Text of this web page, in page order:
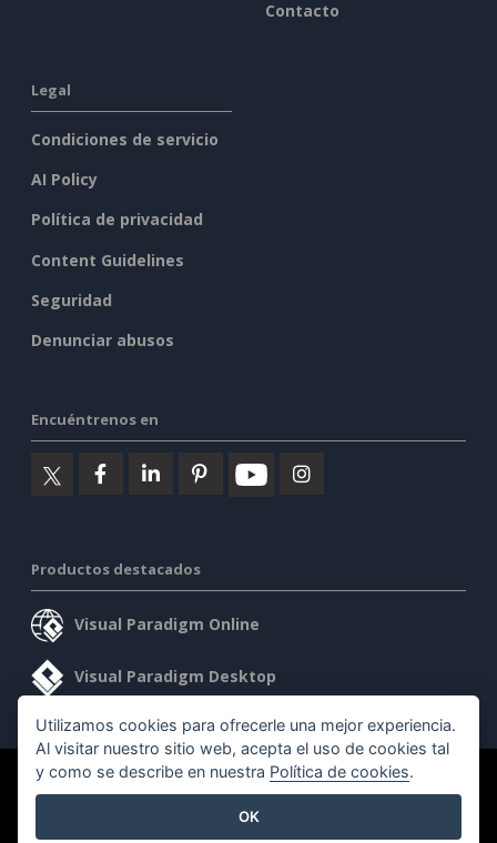
Contacto
Legal
Condiciones de servicio
AI Policy
Política de privacidad
Content Guidelines
Seguridad
Denunciar abusos
Encuéntrenos en
Productos destacados
Visual Paradigm Online
Visual Paradigm Desktop
©2026 by Visual Paradigm. Todos los derechos reservados.
Utilizamos cookies para ofrecerle una mejor experiencia.
Al visitar nuestro sitio web, acepta el uso de cookies tal
y como se describe en nuestra Política de cookies.
OK